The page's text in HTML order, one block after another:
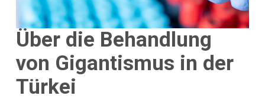
Über die Behandlung
von Gigantismus in der
Türkei